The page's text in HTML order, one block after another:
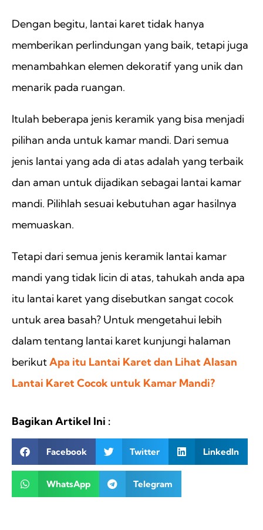
Dengan begitu, lantai karet tidak hanya
memberikan perlindungan yang baik, tetapi juga
menambahkan elemen dekoratif yang unik dan
menarik pada ruangan.
Itulah beberapa jenis keramik yang bisa menjadi
pilihan anda untuk kamar mandi. Dari semua
jenis lantai yang ada di atas adalah yang terbaik
dan aman untuk dijadikan sebagai lantai kamar
mandi. Pilihlah sesuai kebutuhan agar hasilnya
memuaskan.
Tetapi dari semua jenis keramik lantai kamar
mandi yang tidak licin di atas, tahukah anda apa
itu lantai karet yang disebutkan sangat cocok
untuk area basah? Untuk mengetahui lebih
dalam tentang lantai karet kunjungi halaman
berikutApa itu Lantai Karet dan Lihat Alasan
Lantai Karet Cocok untuk Kamar Mandi?
Bagikan Artikel Ini :
Facebook Twitter LinkedIn
WhatsApp Telegram